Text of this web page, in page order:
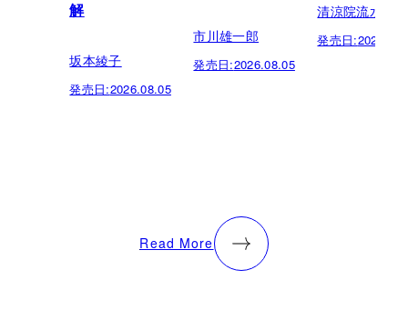
解
坂本綾子
発売日:2026.08.05
市川雄一郎
発売日:2026.08.05
清涼院流水
発売日:
Read More